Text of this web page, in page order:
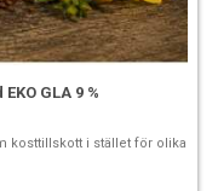
GLA 9 %
kosttillskott i stället för olika